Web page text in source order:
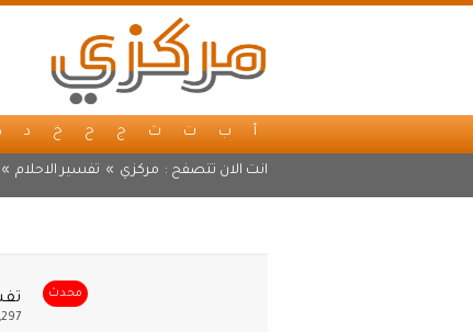
أ ب ت ث ج ح خ د
انت الان تتصفح : مركزي » تفسير الاحلام
محدث